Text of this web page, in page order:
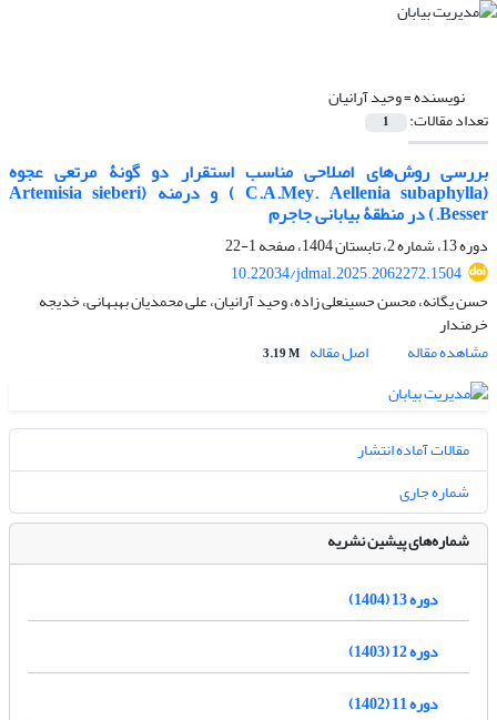
نویسنده =وحید آرانیان
تعداد مقالات: 1
بررسی روش‌های اصلاحی مناسب استقرار دو گونۀ مرتعی عجوه
(C.A.Mey. Aellenia subaphylla ) و درمنه (Artemisia sieberi
Besser.) در منطقۀ بیابانی جاجرم
دوره 13، شماره 2، تابستان 1404، صفحه
1-22
10.22034/jdmal.2025.2062272.1504
حسن یگانه، محسن حسینعلی زاده، وحید آرانیان، علی محمدیان بهبهانی، خدیجه
خرمندار
مشاهده مقاله
اصل مقاله 3.19 M
مقالات آماده انتشار
شماره جاری
شماره‌های پیشین نشریه
دوره 13 (1404)
دوره 12 (1403)
دوره 11 (1402)